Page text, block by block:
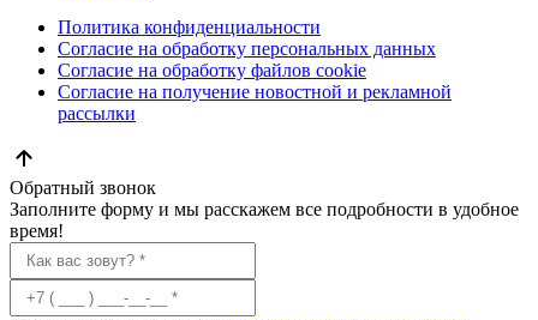
Политика конфиденциальности
Согласие на обработку персональных данных
Согласие на обработку файлов cookie
Согласие на получение новостной и рекламной
рассылки
Обратный звонок
Заполните форму и мы расскажем все подробности в удобное
время!